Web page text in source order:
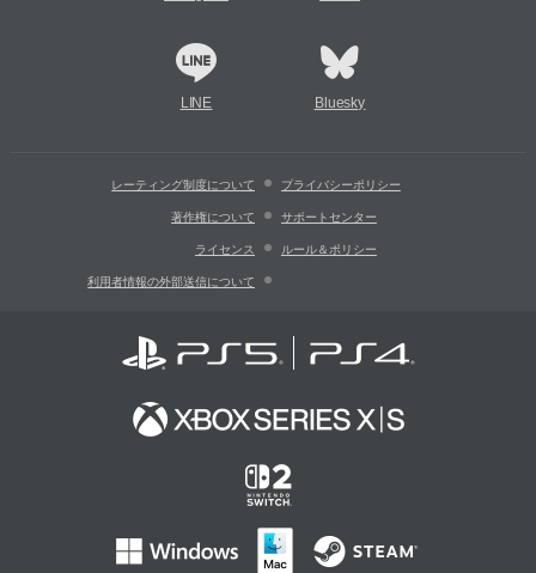
LINE Bluesky
レーティング制度について プライバシーポリシー
著作権について サポートセンター
ライセンス ルール＆ポリシー
利用者情報の外部送信について